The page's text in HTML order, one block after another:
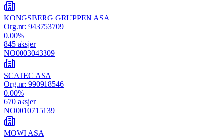
KONGSBERG GRUPPEN ASA
Org.nr: 943753709
0.00%
845 aksjer
NO0003043309
SCATEC ASA
Org.nr: 990918546
0.00%
670 aksjer
NO0010715139
MOWI ASA